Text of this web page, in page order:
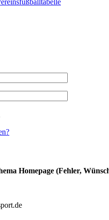
Homepage (Fehler,